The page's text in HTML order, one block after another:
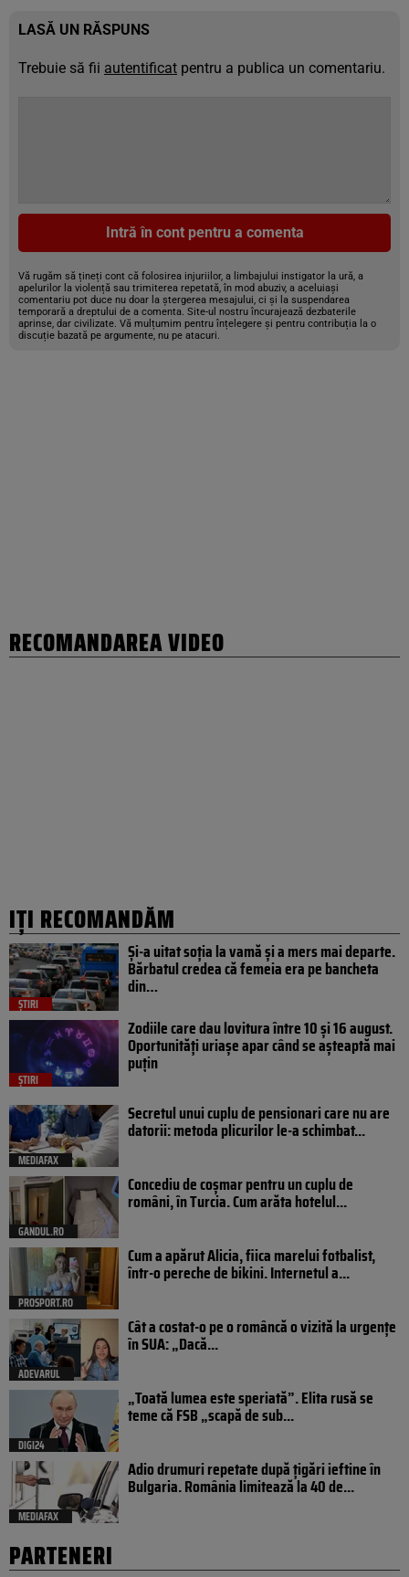
LASĂ UN RĂSPUNS
Trebuie să fii autentificat pentru a publica un comentariu.
Intră în cont pentru a comenta
Vă rugăm să țineți cont că folosirea injuriilor, a limbajului instigator la ură, a
apelurilor la violență sau trimiterea repetată, în mod abuziv, a aceluiași
comentariu pot duce nu doar la ștergerea mesajului, ci și la suspendarea
temporară a dreptului de a comenta. Site-ul nostru încurajează dezbaterile
aprinse, dar civilizate. Vă mulțumim pentru înțelegere și pentru contribuția la o
discuție bazată pe argumente, nu pe atacuri.
RECOMANDAREA VIDEO
IȚI RECOMANDĂM
ȘTIRI
Și-a uitat soția la vamă și a mers mai departe.
Bărbatul credea că femeia era pe bancheta
din…
ȘTIRI
Zodiile care dau lovitura între 10 și 16 august.
Oportunități uriașe apar când se așteaptă mai
puțin
MEDIAFAX
Secretul unui cuplu de pensionari care nu are
datorii: metoda plicurilor le-a schimbat...
GANDUL.RO
Concediu de coșmar pentru un cuplu de
români, în Turcia. Cum arăta hotelul...
PROSPORT.RO
Cum a apărut Alicia, fiica marelui fotbalist,
într-o pereche de bikini. Internetul a...
ADEVARUL
Cât a costat-o pe o româncă o vizită la urgențe
în SUA: „Dacă...
DIGI24
„Toată lumea este speriată”. Elita rusă se
teme că FSB „scapă de sub...
MEDIAFAX
Adio drumuri repetate după țigări ieftine în
Bulgaria. România limitează la 40 de...
PARTENERI